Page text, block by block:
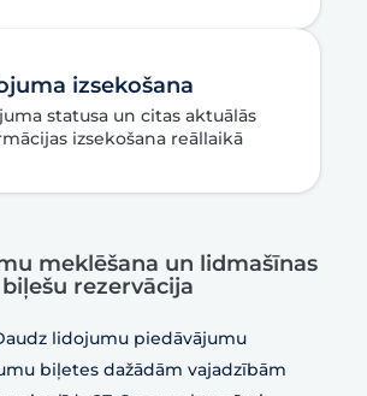
izsekošana
statusa un citas aktuālās
izsekošana reāllaikā
meklēšana un lidmašīnas
biļešu rezervācija
lidojumu piedāvājumu
biļetes dažādām vajadzībām